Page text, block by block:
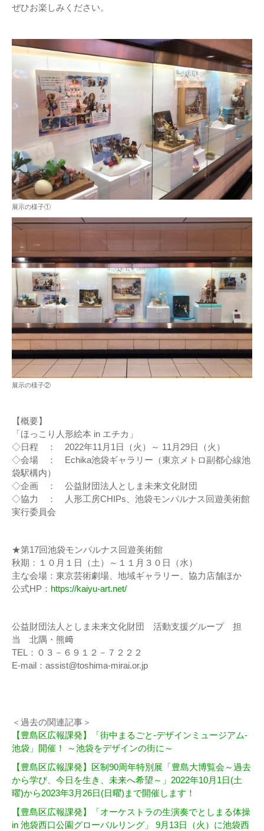
ぜひお楽しみください。
展示の様子①
展示の様子②
【概要】
「ほっこり人形絵本 in エチカ」
◇日程 ： 2022年11月1日（火）～ 11月29日（火）
◇会場 ： Echika池袋ギャラリー（東京メトロ副都心線池
袋駅構内）
◇企画 ： 公益財団法人としま未来文化財団
◇協力 ： 人形工房CHIPs、池袋モンパルナス回遊美術館
実行委員会
★第17回池袋モンパルナス回遊美術館
秋期：１０月１日（土）～１１月３０日（水）
主な会場：東京芸術劇場、地域ギャラリー、協力店舗ほか
公式HP： https://kaiyu-art.net/
公益財団法人としま未来文化財団 活動支援グループ 担
当 北隅・熊﨑
TEL：０３－６９１２－７２２２
E-mail：assist@toshima-mirai.or.jp
＜過去の関連記事＞
【豊島区広報課発】「街中まるごと-デザインミュージアム-
池袋」開催！ ～池袋をデザインの街に～
【豊島区広報課発】区制90周年特別展「豊島大博覧会～過去
から学び、今日を生き、未来へ希望～」2022年10月1日(土
曜)から2023年3月26日(日曜)まで開催します！
【豊島区広報課発】「オーケストラの生演奏でとしまる体操
in 池袋西口公園グローバルリング」 9月13日（火）に池袋西